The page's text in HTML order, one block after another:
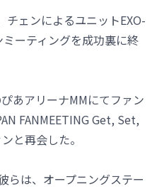
チェンによるユニットEXO-
ーティングを成功裏に終
あアリーナMMにてファン
FANMEETING Get, Set,
と再会した。
らは、オープニングステー